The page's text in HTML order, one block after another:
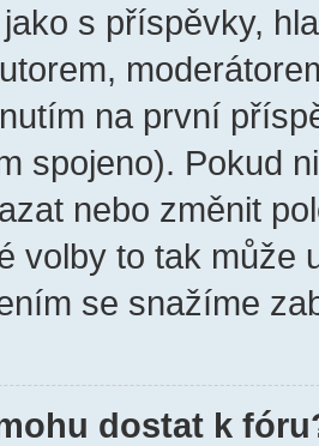
s příspěvky,
na první
spojeno). Pokud
nebo změnit
volby to tak může
se snažíme
dostat k